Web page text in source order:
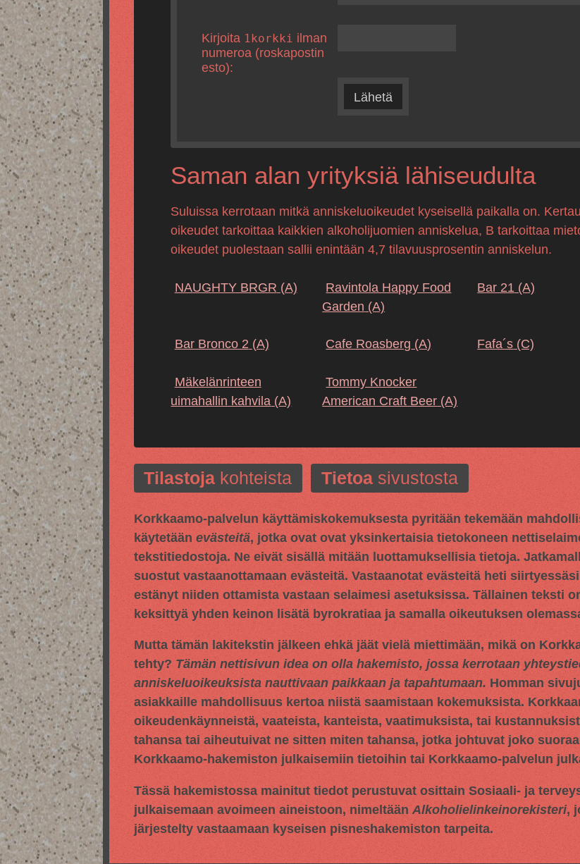
Kirjoita 1korkki ilman
numeroa (roskapostin
esto):
Lähetä
Saman alan yrityksiä lähiseudulta
Suluissa kerrotaan mitkä anniskeluoikeudet kyseisellä paikalla on.
oikeudet tarkoittaa kaikkien alkoholijuomien anniskelua, B tarkoittaa
oikeudet puolestaan sallii enintään 4,7 tilavuusprosentin anniskelun.
NAUGHTY BRGR (A)
Ravintola Happy Food
Garden (A)
Bar 21 (A)
Bar Bronco 2 (A) Cafe Roasberg (A) Fafa´s (C)
Mäkelänrinteen
uimahallin kahvila (A)
Tommy Knocker
American Craft Beer (A)
Tilastoja kohteista Tietoa sivustosta
Korkkaamo-palvelun käyttämiskokemuksesta pyritään tekemään
käytetään evästeitä, jotka ovat ovat yksinkertaisia tietokoneen
tekstitiedostoja. Ne eivät sisällä mitään luottamuksellisia tietoja.
suostut vastaanottamaan evästeitä. Vastaanotat evästeitä heti
estänyt niiden ottamista vastaan selaimesi asetuksissa. Tällainen teksti
keksittyä yhden keinon lisätä byrokratiaa ja samalla oikeutuksen
Mutta tämän lakitekstin jälkeen ehkä jäät vielä miettimään, mikä on
tehty? Tämän nettisivun idea on olla hakemisto, jossa kerrotaan
anniskeluoikeuksista nauttivaan paikkaan ja tapahtumaan. Homman
asiakkaille mahdollisuus kertoa niistä saamistaan kokemuksista.
oikeudenkäynneistä, vaateista, kanteista, vaatimuksista, tai
tahansa tai aiheutuivat ne sitten miten tahansa, jotka johtuvat joko
Korkkaamo-hakemiston julkaisemiin tietoihin tai Korkkaamo-palvelun
Tässä hakemistossa mainitut tiedot perustuvat osittain Sosiaali- ja
julkaisemaan avoimeen aineistoon, nimeltään Alkoholielinkeinorekisteri,
järjestelty vastaamaan kyseisen pisneshakemiston tarpeita.